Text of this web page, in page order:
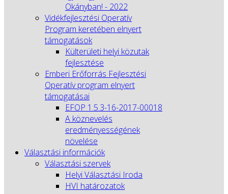
Okányban! - 2022
Vidékfejlesztési Operatív
Program keretében elnyert
támogatások
Külterületi helyi közutak
fejlesztése
Emberi Erőforrás Fejlesztési
Operatív program elnyert
támogatásai
EFOP 1.5.3-16-2017-00018
A köznevelés
eredményességének
növelése
Választási információk
Választási szervek
Helyi Választási Iroda
HVI határozatok